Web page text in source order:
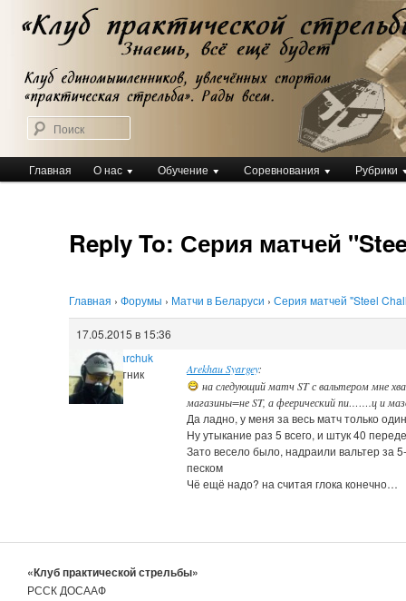
Перейти
основному
содержимому
Клуб практической стрельбы
Клуб практической стрельбы
Главное
меню
Главная О нас Обучение Соревнования Рубрики
Reply To: Серия матчей
Главная › Форумы › Матчи в Беларуси › Серия матчей "Steel
17.05.2015 в 15:36
Igor Kuharchuk
Участник
Arekhau Syargey:
на следующий матч ST с вальтером мне
магазины=не ST, а феерический пи…….ц и
Да ладно, у меня за весь матч только
Ну утыкание раз 5 всего, и штук 40
Зато весело было, надраили вальтер за
песком
Чё ещё надо? на считая глока конечно…
«Клуб практической стрельбы»
РССК ДОСААФ